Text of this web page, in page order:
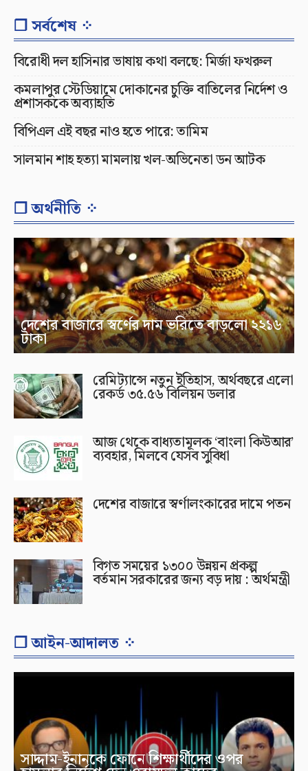
❐ সর্বশেষ ⁘
বিরোধী দল হাসিনার ভাষায় কথা বলছে: মির্জা ফখরুল
কমলাপুর স্টেডিয়ামে দোকানের চুক্তি বাতিলের নির্দেশ ও
প্রশাসককে অব্যাহতি
বিপিএল এই বছর নাও হতে পারে: তামিম
সালমান শাহ হত্যা মামলায় খল-অভিনেতা ডন আটক
❐ অর্থনীতি ⁘
দেশের বাজারে স্বর্ণের দাম ভরিতে বাড়লো ২২১৬
টাকা
রেমিট্যান্সে নতুন ইতিহাস, অর্থবছরে এলো
রেকর্ড ৩৫.৫৬ বিলিয়ন ডলার
আজ থেকে বাধ্যতামূলক ‘বাংলা কিউআর’
ব্যবহার, মিলবে যেসব সুবিধা
দেশের বাজারে স্বর্ণালংকারের দামে পতন
বিগত সময়ের ১৩০০ উন্নয়ন প্রকল্প
বর্তমান সরকারের জন্য বড় দায় : অর্থমন্ত্রী
❐ আইন-আদালত ⁘
সাদ্দাম-ইনানকে ফোনে শিক্ষার্থীদের ওপর